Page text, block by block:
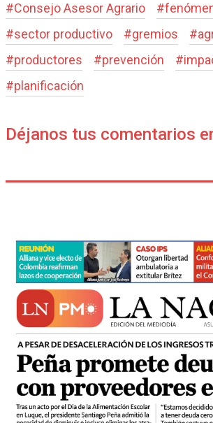
#Consejo Asesor Agrario #
#sector productivo #gremios #
#productores #prevención #
#planificación
Déjanos tus comentarios